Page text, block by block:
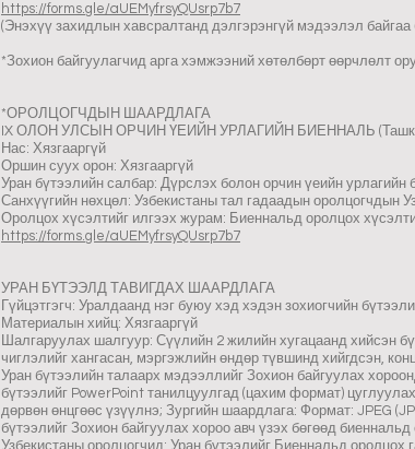
https://forms.gle/aUEMyfrsyQUsrp7b7
(Энэхүү захидлын хавсралтанд дэлгэрэнгүй мэдээлэл байгаа
*Зохион байгуулагчид арга хэмжээний хөтөлбөрт өөрчлөлт
*ОРОЛЦОГЧДЫН ШААРДЛАГА
IX ОЛОН УЛСЫН ОРЧИН ҮЕИЙН УРЛАГИЙН БИЕННАЛЬ
Нас: Хязгааргүй
Оршин суух орон: Хязгааргүй
Уран бүтээлийн салбар: Дүрслэх болон орчин үеийн урлагийн
Санхүүгийн нөхцөл: Узбекистаны тал гадаадын оролцогчдын
Оролцох хүсэлтийг илгээх журам: Биеннальд оролцох
https://forms.gle/aUEMyfrsyQUsrp7b7
УРАН БҮТЭЭЛД ТАВИГДАХ ШААРДЛАГА
Гүйцэтгэгч: Уралдаанд нэг буюу хэд хэдэн зохиогчийн
Материалын хийц: Хязгааргүй
Шалгаруулах шалгуур: Сүүлийн 2 жилийн хугацаанд хийсэн
чиглэлийг хангасан, мэргэжлийн өндөр түвшинд хийгдсэн,
Уран бүтээлийн талаарх мэдээллийг Зохион байгуулах
бүтээлийг PowerPoint танилцуулгад (цахим формат)
дөрвөн өнцгөөс үзүүлнэ; Зургийн шаардлага: Формат: JPEG
бүтээлийг Зохион байгуулах хороо авч үзэх бөгөөд
Узбекистаны оролцогчид: Уран бүтээлийг Биеннальд оролцох